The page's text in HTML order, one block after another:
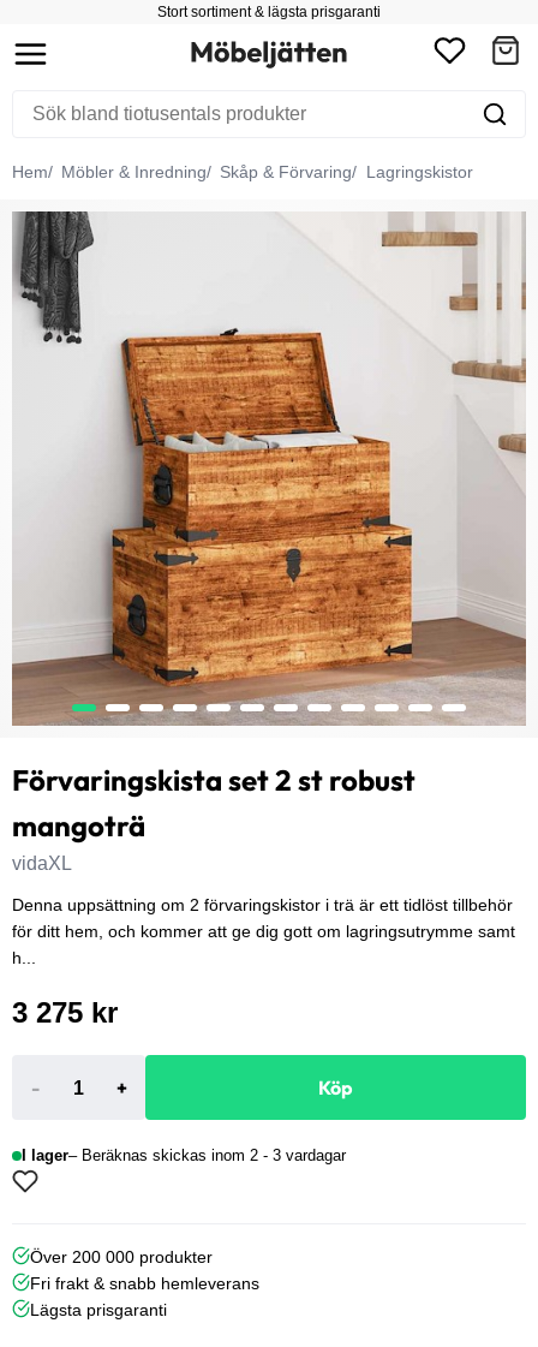
Stort sortiment & lägsta prisgaranti
Hem Möbler & Inredning Skåp & Förvaring Lagringskistor
Förvaringskista set 2 st robust
mangoträ
vidaXL
Denna uppsättning om 2 förvaringskistor i trä är ett tidlöst tillbehör
för ditt hem, och kommer att ge dig gott om lagringsutrymme samt
h...
3 275 kr
- + Köp
I lager Beräknas skickas inom 2 - 3 vardagar
Över 200 000 produkter
Fri frakt & snabb hemleverans
Lägsta prisgaranti